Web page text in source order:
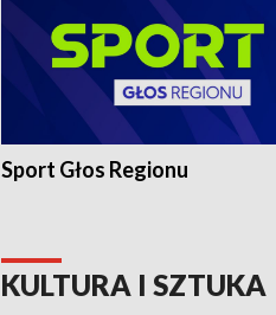
Sport Głos Regionu
KULTURA I SZTUKA